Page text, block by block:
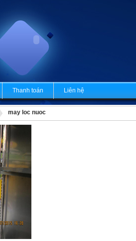
Thanh toán Liên hệ
may loc nuoc